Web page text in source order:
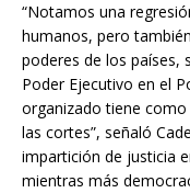
“Notamos una
humanos, pero
poderes de los países,
Poder Ejecutivo en el
organizado tiene
las cortes”, señaló
impartición de justicia
mientras más